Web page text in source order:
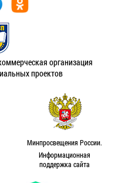
организация
проектов
Минпросвещения России.
Информационная
поддержка сайта